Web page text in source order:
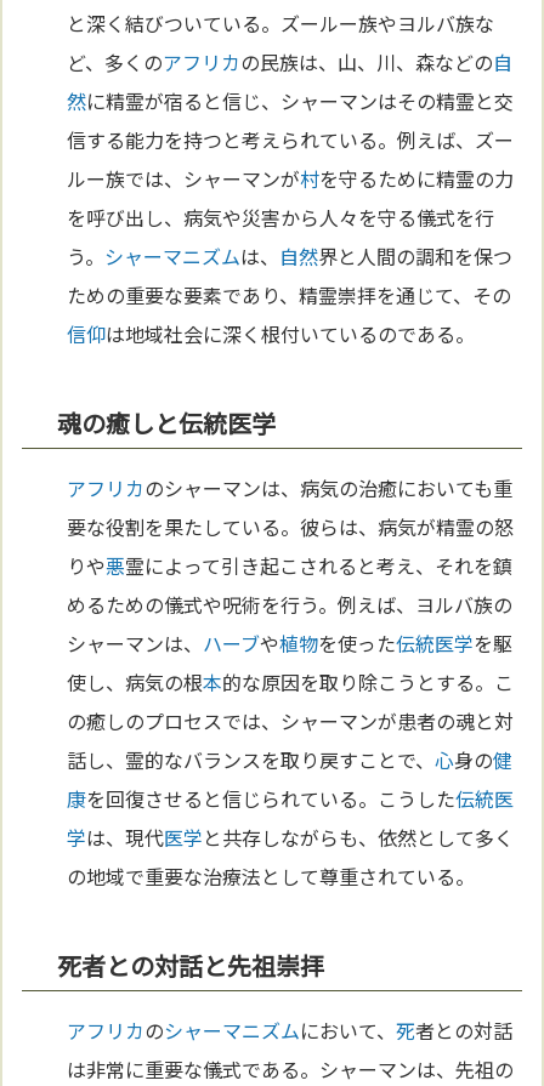
と深く結びついている。ズールー族やヨルバ族な
ど、多くのアフリカの民族は、山、川、森などの自
然に精霊が宿ると信じ、シャーマンはその精霊と交
信する能力を持つと考えられている。例えば、ズー
ルー族では、シャーマンが村を守るために精霊の力
を呼び出し、病気や災害から人々を守る儀式を行
う。 シャーマニズムは、 自然界と人間の調和を保つ
ための重要な要素であり、精霊崇拝を通じて、その
信仰は地域社会に深く根付いているのである。
魂の癒しと伝統医学
アフリカのシャーマンは、病気の治癒においても重
要な役割を果たしている。彼らは、病気が精霊の怒
りや悪霊によって引き起こされると考え、それを鎮
めるための儀式や呪術を行う。例えば、ヨルバ族の
シャーマンは、 ハーブや植物を使った伝統医学を駆
使し、病気の根本的な原因を取り除こうとする。こ
の癒しのプロセスでは、シャーマンが患者の魂と対
話し、霊的なバランスを取り戻すことで、心身の健
康を回復させると信じられている。こうした伝統医
学は、現代医学と共存しながらも、依然として多く
の地域で重要な治療法として尊重されている。
死者との対話と先祖崇拝
アフリカのシャーマニズムにおいて、死者との対話
は非常に重要な儀式である。シャーマンは、先祖の